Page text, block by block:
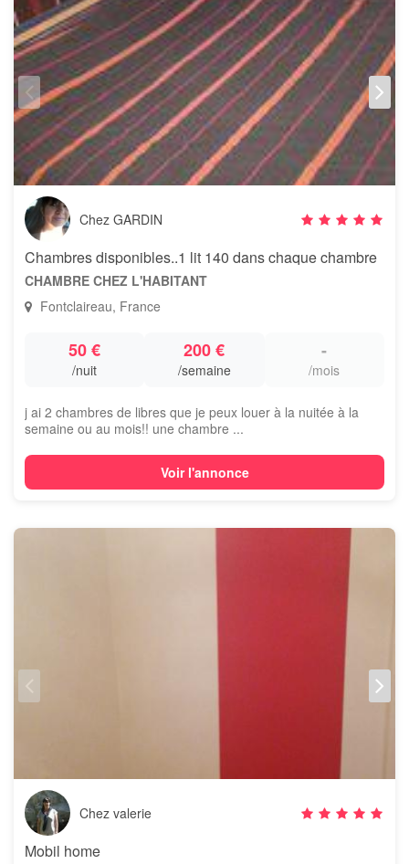
Chez GARDIN
Chambres disponibles..1 lit 140 dans chaque chambre
CHAMBRE CHEZ L'HABITANT
Fontclaireau, France
50 €
/nuit
200 €
/semaine
-
/mois
j ai 2 chambres de libres que je peux louer à la nuitée à la
semaine ou au mois!! une chambre ...
Voir l'annonce
Chez valerie
Mobil home